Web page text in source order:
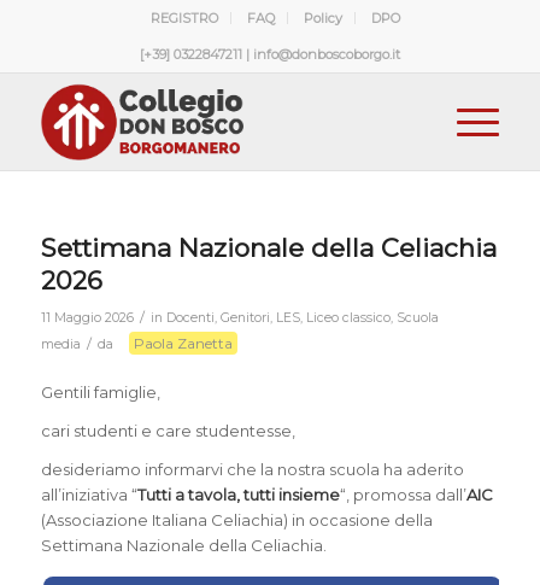
REGISTRO FAQ Policy DPO
[+39] 0322847211 | info@donboscoborgo.it
Settimana Nazionale della Celiachia
2026
11 Maggio 2026 / in Docenti, Genitori, LES, Liceo classico, Scuola
media / da Paola Zanetta
Gentili famiglie,
cari studenti e care studentesse,
desideriamo informarvi che la nostra scuola ha aderito
all’iniziativa “Tutti a tavola, tutti insieme“, promossa dall’AIC
(Associazione Italiana Celiachia) in occasione della
Settimana Nazionale della Celiachia.